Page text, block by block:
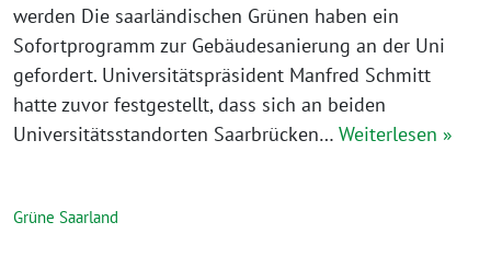
werden Die saarländischen Grünen haben ein
Sofortprogramm zur Gebäudesanierung an der Uni
gefordert. Universitätspräsident Manfred Schmitt
hatte zuvor festgestellt, dass sich an beiden
Universitätsstandorten Saarbrücken… Weiterlesen »
Grüne Saarland